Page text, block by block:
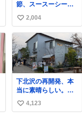
節、スースーシート
以外だと、これがと
にかくスッキリす
る。2年くらい前に #
生活は踊る で紹介し
たやつ。おじさんに
もおばさんにもオス
スメだ。ドラストに
売ってるぞ。ドライ
シャンプーって書い
てあるけど汗拭きシ
ートみたいなもの。
耳裏襟足首筋がんが
い
い
ね
数
2,004
下北沢の再開発、本
当に素晴らしい。こ
ういうヒューマンス
ケールの開発がいい
い
4,123